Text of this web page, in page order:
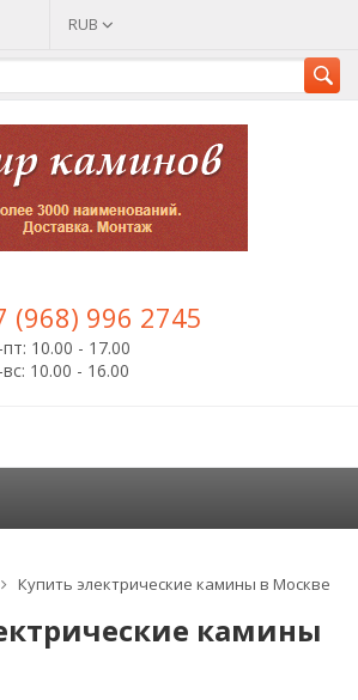
RUB
(968) 996 2745
10.00 - 17.00
10.00 - 16.00
Купить электрические камины в Москве
камины